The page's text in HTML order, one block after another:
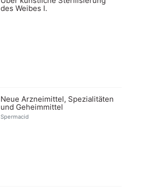
des Weibes I.
Neue Arzneimittel, Spezialitäten
und Geheimmittel
Spermacid